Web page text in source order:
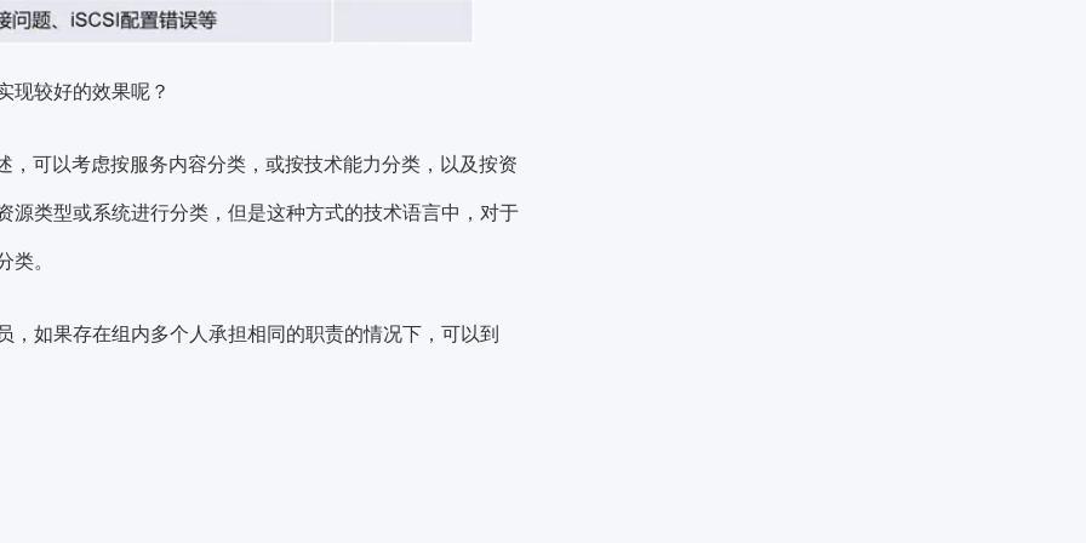
现较好的效果呢？
，可以考虑按服务内容分类，或按技术能力分类，以及按资
源类型或系统进行分类，但是这种方式的技术语言中，对于
类。
如果存在组内多个人承担相同的职责的情况下，可以到